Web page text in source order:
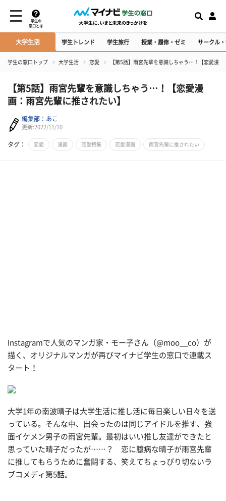
学生の
窓口とは
大学生活 学生トレンド 学生旅行 授業・履修・ゼミ サークル
学生の窓口トップ 大学生活 恋愛 【第5話】雨宮先輩を意識しちゃう…！【恋愛漫
【第5話】雨宮先輩を意識しちゃう…！【恋愛漫
画：雨宮先輩に推されたい】
編集部：あこ
更新:2022/11/10
タグ： 恋愛 漫画 恋愛特集 恋愛漫画 雨宮先輩に推されたい
Instagramで人気のマンガ家・モー子さん（@moo__co）が
描く、オリジナルマンガが再びマイナビ学生の窓口で連載ス
タート！
大学1年の南波晴子は大学生活に推し活に毎日楽しい日々を送
っている。そんな中、出会ったのは同じアイドルを推す、強
面イケメン男子の雨宮先輩。最初はいい推し友達ができたと
思っていた晴子だったが……？ 恋に臆病な晴子が雨宮先輩
に推してもらうために奮闘する、笑えてちょっぴり切ないラ
ブコメディ第5話。